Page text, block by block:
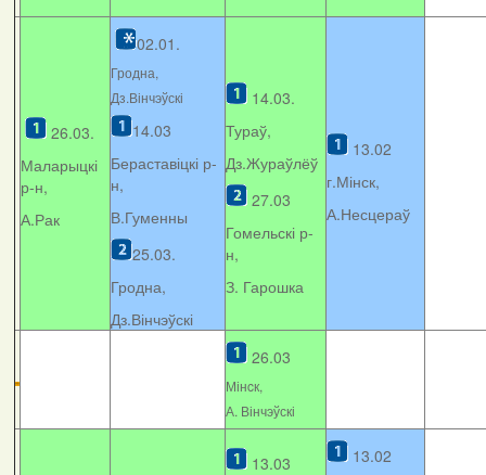
26.03.
Маларыцкі
р-н,
А.Рак
02.01.
Гродна,
Дз.Вінчэўскі
14.03
Бераставіцкі р-
н,
В.Гуменны
25.03.
Гродна,
Дз.Вінчэўскі
14.03.
Тураў,
Дз.Жураўлёў
27.03
Гомельскі р-
н,
З. Гарошка
13.02
г.Мінск,
А.Несцераў
26.03
Мінcк,
А. Вінчэўскі
13.03
13.02